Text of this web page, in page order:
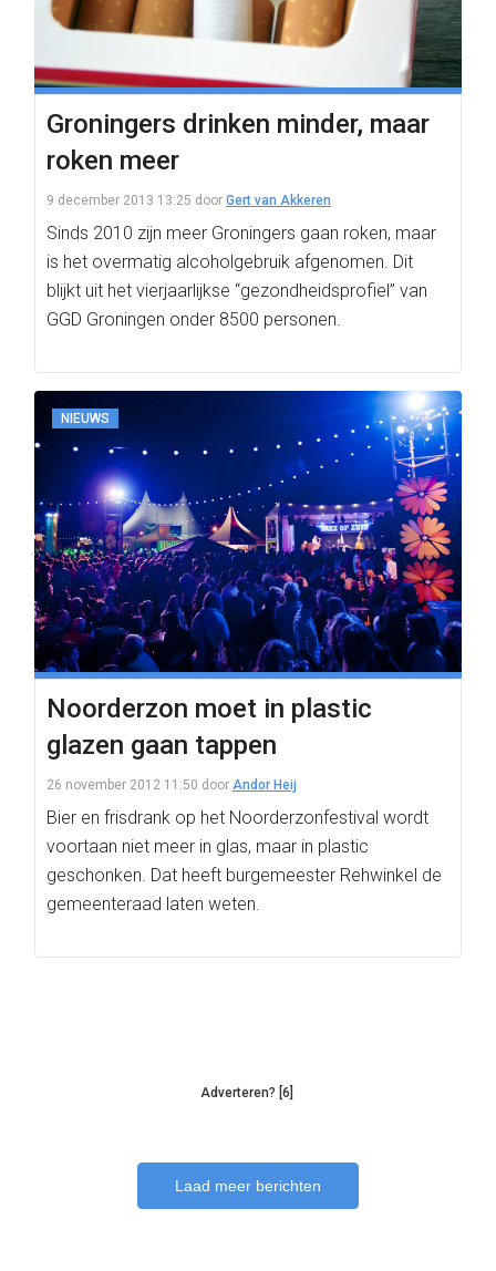
Groningers drinken minder, maar
roken meer
9 december 2013 13:25 door Gert van Akkeren
Sinds 2010 zijn meer Groningers gaan roken, maar
is het overmatig alcoholgebruik afgenomen. Dit
blijkt uit het vierjaarlijkse “gezondheidsprofiel” van
GGD Groningen onder 8500 personen.
NIEUWS
Noorderzon moet in plastic
glazen gaan tappen
26 november 2012 11:50 door Andor Heij
Bier en frisdrank op het Noorderzonfestival wordt
voortaan niet meer in glas, maar in plastic
geschonken. Dat heeft burgemeester Rehwinkel de
gemeenteraad laten weten.
Adverteren? [6]
Laad meer berichten